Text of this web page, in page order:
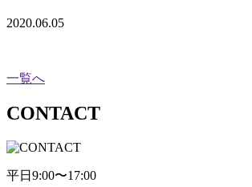
2020.06.05
一覧へ
CONTACT
平日9:00〜17:00